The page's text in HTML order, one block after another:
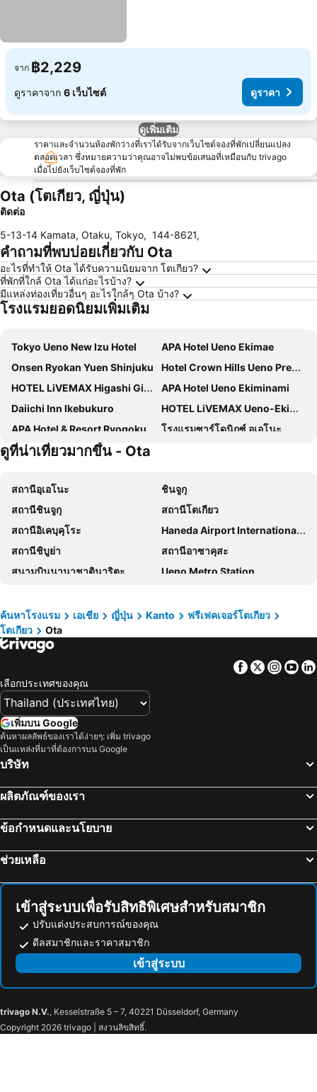
จาก ฿2,229
ดูราคาจาก 6 เว็บไซต์ ดูราคา
ดูเพิ่มเติม
ราคาและจำนวนห้องพักว่างที่เราได้รับจากเว็บไซต์จองที่พักเปลี่ยนแปลง
ตลอดเวลา ซึ่งหมายความว่าคุณอาจไม่พบข้อเสนอที่เหมือนกับ trivago
เมื่อไปยังเว็บไซต์จองที่พัก
Ota (โตเกียว, ญี่ปุ่น)
ติดต่อ
5-13-14 Kamata, Otaku, Tokyo, 144-8621,
คำถามที่พบบ่อยเกี่ยวกับ Ota
อะไรที่ทำให้ Ota ได้รับความนิยมจาก โตเกียว?
ที่พักที่ใกล้ Ota ได้แก่อะไรบ้าง?
มีแหล่งท่องเที่ยวอื่นๆ อะไรใกล้ๆ Ota บ้าง?
โรงแรมยอดนิยมเพิ่มเติม
Tokyo Ueno New Izu Hotel
APA Hotel Ueno Ekimae
Onsen Ryokan Yuen Shinjuku
Hotel Crown Hills Ueno Premier
HOTEL LiVEMAX Higashi Ginza
APA Hotel Ueno Ekiminami
Daiichi Inn Ikebukuro
HOTEL LiVEMAX Ueno-Ekimae
APA Hotel & Resort Ryogoku Ekimae Tower
โรงแรมซาร์โดนิกซ์ อุเอโนะ
Richmond Hotel Premier Tokyo Schole
KOKO HOTEL Ueno Station
Keisei Richmond Hotel Tokyo Oshiage
APA Hotel Asakusa Shin Okachimachi Ekimae
Tosei Hotel Cocone Ueno
APA Hotel Asakusa Ekimae
Tosei Hotel Cocone Ueno Okachimachi
HOTEL MYSTAYS Ueno Inaricho
โรงแรมชินจูกุ วอชิงตัน เมน
โตโยะโคะอิน โตเกียว อุเอโนะ ทาวาระมะจิ-เอกิ
Hotel Villa Fontaine Grand Haneda Airport
โรงแรมอาร์แอนด์บี อุเอโนะ ฮิโรโคจิ
HOTEL LiVEMAX Shinjuku Kabukicho
APA Hotel Ueno Ekikita
HOTEL MYSTAYS Ueno Iriyaguchi
HOTEL MYSTAYS Ueno East
APA Hotel Ueno Inaricho Ekikita
Smile Hotel Sugamo
โรงแรมเกรเซอรี่ ชินจูกุ
เวีย อินน์ อากิฮาบาระ
APA Hotel Yamanote Otsuka Ekimae Tower
Tosei Hotel Cocone Asakusa Kuramae
Hotel Amanek Kamata Ekimae
โรงแรมมายสเตย์ คามาตะ
Hotel Asyl Tokyo Kamata
แกรนด์ พาร์ค โฮเทล พาเน็กซ์ โตเกียว
APA Hotel Kamata Ekimae
โรงแรมอาร์แอนด์บี คามาตะ ฮิกาชิ-งุชิ
Urbain Tokyo Haneda Kamata
Tosei Hotel Cocone Kamata
โรงแรมเอพีเอ เคย์คิวคามาตะ-เอคิมาเอะ
RUMa INN Rokugoudote
ดูที่น่าเที่ยวมากขึ้น - Ota
สถานีอุเอโนะ
ชินจูกุ
สถานีชินจูกุ
สถานีโตเกียว
สถานีอิเคบุคุโระ
Haneda Airport International Terminal Station
สถานีชิบูย่า
สถานีอาซาคุสะ
สนามบินนานาชาตินาริตะ
Ueno Metro Station
Shibuya
สถานีกินซ่า
อุเอะโนะ
สถานีชินนากาว่า
Okachimachi Station
สถานีรปปงหงิ
Kawasaki Station
Kawaguchiko
Tokyo Metro Station
Ginza Metro Station
สถานีอากิฮาบาระ
นาริตะโคคุไซคูโค
Hatchōbori Metro Station
สถานีโอชาโนมิซุ
ภูเขาฟูจิ
Akihabara Metro Station
Kaihin-Makuhari Station
โตเกียว บิ๊กไซท์
Nishimagome Station
ค้นหาโรงแรม เอเชีย ญี่ปุ่น Kanto
ฟรีเฟคเจอร์โตเกียว
โตเกียว
Ota
Facebook
Twitter
เลือกประเทศของคุณ
เพิ่มบน Google
ค้นหาผลลัพธ์ของเราได้ง่ายๆ: เพิ่ม trivago
เป็นแหล่งที่มาที่ต้องการบน Google
บริษัท
ผลิตภัณฑ์ของเรา
ข้อกำหนดและนโยบาย
ช่วยเหลือ
เข้าสู่ระบบเพื่อรับสิทธิพิเศษสำหรับสมาชิก
ปรับแต่งประสบการณ์ของคุณ
ดีลสมาชิกและราคาสมาชิก
เข้าสู่ระบบ
trivago N.V., Kesselstraße 5 – 7, 40221 Düsseldorf, Germany
Copyright 2026 trivago | สงวนลิขสิทธิ์.